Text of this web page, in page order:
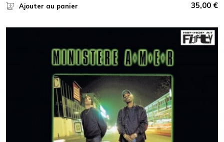
Ajouter au panier 35,00 €